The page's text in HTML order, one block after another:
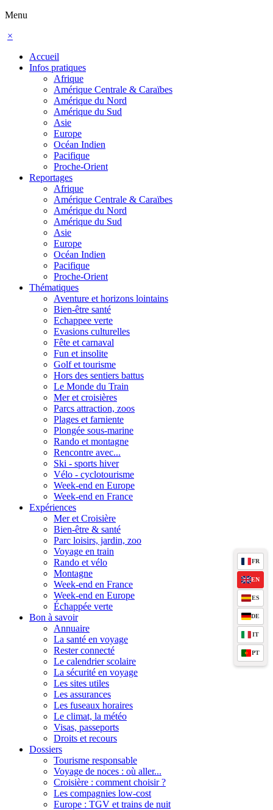
Menu
×
Accueil
Infos pratiques
Afrique
Amérique Centrale & Caraïbes
Amérique du Nord
Amérique du Sud
Asie
Europe
Océan Indien
Pacifique
Proche-Orient
Reportages
Afrique
Amérique Centrale & Caraïbes
Amérique du Nord
Amérique du Sud
Asie
Europe
Océan Indien
Pacifique
Proche-Orient
Thématiques
Aventure et horizons lointains
Bien-être santé
Echappee verte
Evasions culturelles
Fête et carnaval
Fun et insolite
Golf et tourisme
Hors des sentiers battus
Le Monde du Train
Mer et croisières
Parcs attraction, zoos
Plages et farniente
Plongée sous-marine
Rando et montagne
Rencontre avec...
Ski - sports hiver
Vélo - cyclotourisme
Week-end en Europe
Week-end en France
Expériences
Mer et Croisière
Bien-être & santé
Parc loisirs, jardin, zoo
Voyage en train
Rando et vélo
Montagne
Week-end en France
Week-end en Europe
Échappée verte
Bon à savoir
Annuaire
La santé en voyage
Rester connecté
Le calendrier scolaire
La sécurité en voyage
Les sites utiles
Les assurances
Les fuseaux horaires
Le climat, la météo
Visas, passeports
Droits et recours
Dossiers
Tourisme responsable
Voyage de noces : où aller...
Croisière : comment choisir ?
Les compagnies low-cost
Europe : TGV et trains de nuit
FR
EN
ES
DE
IT
PT